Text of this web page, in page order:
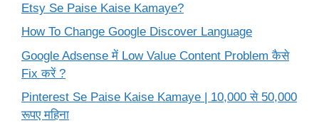
Etsy Se Paise Kaise Kamaye?
How To Change Google Discover Language
Google Adsense में Low Value Content Problem कैसे
Fix करें ?
Pinterest Se Paise Kaise Kamaye | 10,000 से 50,000
रूपए महिना